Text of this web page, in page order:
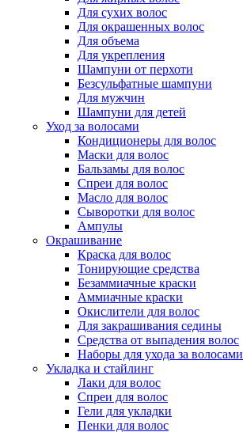
Для сухих волос
Для окрашенных волос
Для объема
Для укрепления
Шампуни от перхоти
Безсульфатные шампуни
Для мужчин
Шампуни для детей
Уход за волосами
Кондиционеры для волос
Маски для волос
Бальзамы для волос
Спреи для волос
Масло для волос
Сыворотки для волос
Ампулы
Окрашивание
Краска для волос
Тонирующие средства
Безаммиачные краски
Аммиачные краски
Окислители для волос
Для закрашивания седины
Средства от выпадения волос
Наборы для ухода за волосами
Укладка и стайлинг
Лаки для волос
Спреи для волос
Гели для укладки
Пенки для волос